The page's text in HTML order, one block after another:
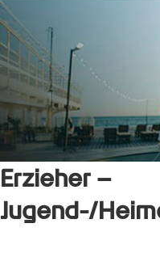
Erzieher –
Jugend-/